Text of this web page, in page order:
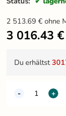
2 513.69 €ohne
3 016.43 €
Du erhältst